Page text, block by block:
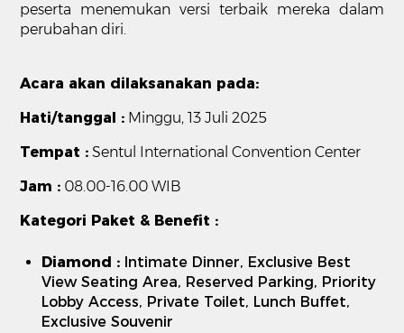
peserta menemukan versi terbaik mereka dalam
perubahan diri.
Acara akan dilaksanakan pada:
Hati/tanggal : Minggu, 13 Juli 2025
Tempat : Sentul International Convention Center
Jam : 08.00-16.00 WIB
Kategori Paket & Benefit :
Diamond : Intimate Dinner, Exclusive Best
View Seating Area, Reserved Parking, Priority
Lobby Access, Private Toilet, Lunch Buffet,
Exclusive Souvenir